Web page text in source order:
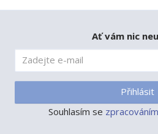
Ať vám nic
Přihlásit
Souhlasím se